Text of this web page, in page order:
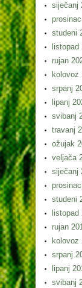
siječanj
studeni
listopad
rujan
kolovoz
srpanj
lipanj
svibanj
travanj
ožujak
veljača
siječanj
studeni
listopad
rujan
kolovoz
srpanj
lipanj
svibanj